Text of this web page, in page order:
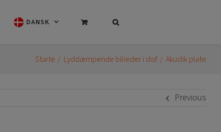
DANSK
Starte Lyddæmpende billeder i stof Akustik plate
Previous